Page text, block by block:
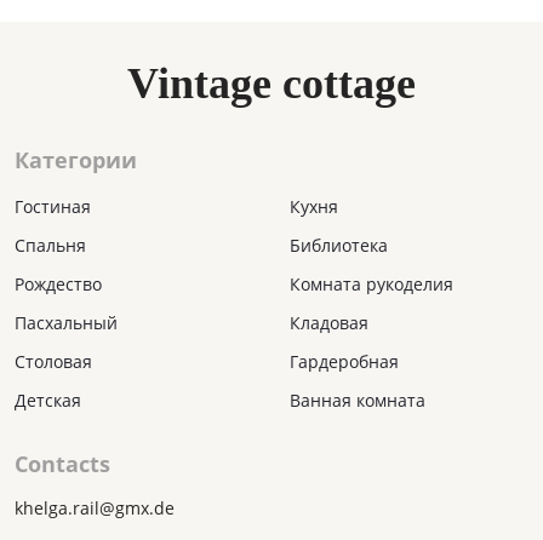
Vintage cottage
Категории
Гостиная
Спальня
Рождество
Пасхальный
Столовая
Детская
Кухня
Библиотека
Комната рукоделия
Кладовая
Гардеробная
Ванная комната
Contacts
khelga.rail@gmx.dе